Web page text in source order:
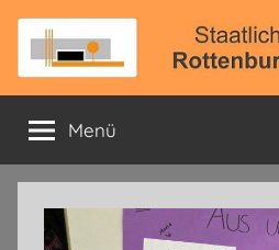
Zum
Inhalt
springen
Staatliche
Realschule
Rottenburg
Offizielle
Schulhomepage
Menü